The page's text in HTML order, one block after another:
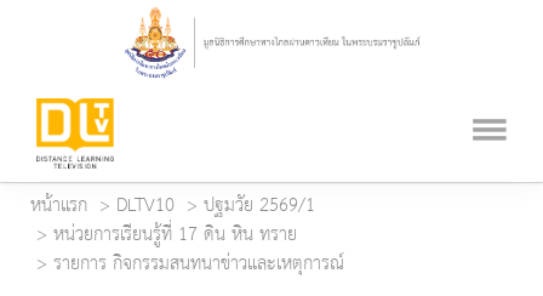
หน้าแรก DLTV10
ปฐมวัย 2569/1
หน่วยการเรียนรู้ที่ 17 ดิน หิน ทราย
รายการ กิจกรรมสนทนาข่าวและเหตุการณ์